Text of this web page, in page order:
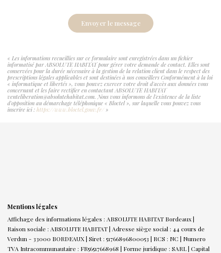
Envoyer le message
« Les informations recueillies sur ce formulaire sont enregistrées dans un fichier
informatisé par ABSOLUTE HABITAT pour gérer votre demande de contact. Elles sont
conservées pour la durée nécessaire à la gestion de la relation client dans le respect des
prescriptions légales applicables et sont destinées à nos conseillers Conformément à la loi
« informatique et libertés », vous pouvez exercer votre droit d'accès aux données vous
concernant et les faire rectifier en contactant ABSOLUTE HABITAT
venteliberation@absolutehabitat.com. Nous vous informons de l'existence de la liste
d'opposition au démarchage téléphonique « Bloctel », sur laquelle vous pouvez vous
inscrire ici : https://www.bloctel.gouv.fr/»
Mentions légales
Affichage des informations légales : ABSOLUTE HABITAT Bordeaux |
Raison sociale : ABSOLUTE HABITAT | Adresse siège social : 44 cours de
Verdun - 33000 BORDEAUX | Siret : 51766896800053 | RCS : NC | Numero
TVA Intracommunautaire : FR56517668968 | Forme juridique : SARL | Capital